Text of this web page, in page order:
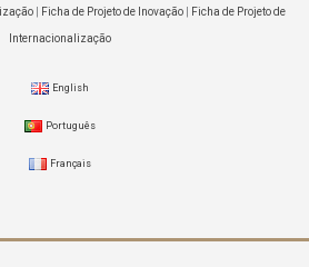
Ficha de Projeto de Inovação Ficha de Projeto de
Internacionalização
English
Português
Français